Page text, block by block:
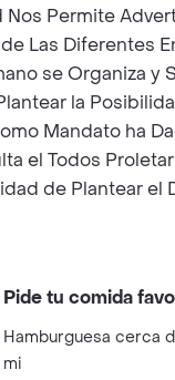
Permite
Las Diferentes
se Organiza y
la
Mandato ha
el Todos
de Plantear el
Pide tu comida
Hamburguesa cerca
mi